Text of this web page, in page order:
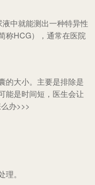
中就能测出一种特异性
HCG），通常在医院
的大小。主要是排除是
能是时间短，医生会让
办>>>
。